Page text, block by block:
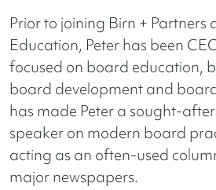
Prior to joining Birn +
Education, Peter has been
focused on board education,
board development and
has made Peter a sought-
speaker on modern board
acting as an often-used
major newspapers.